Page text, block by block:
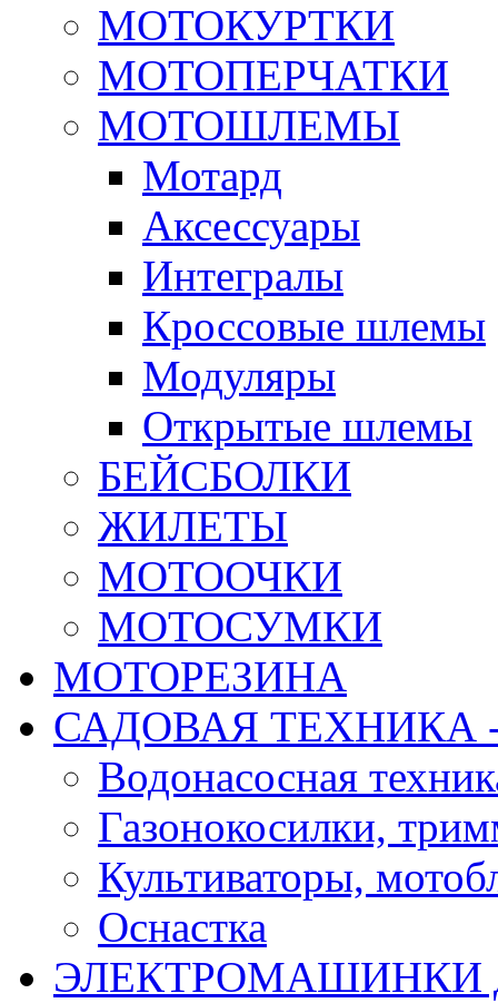
МОТОКУРТКИ
МОТОПЕРЧАТКИ
МОТОШЛЕМЫ
Мотард
Аксессуары
Интегралы
Кроссовые шлемы
Модуляры
Открытые шлемы
БЕЙСБОЛКИ
ЖИЛЕТЫ
МОТООЧКИ
МОТОСУМКИ
МОТОРЕЗИНА
САДОВАЯ ТЕХНИКА
Водонасосная
Газонокосилки,
Культиваторы,
Оснастка
ЭЛЕКТРОМАШИНКИ